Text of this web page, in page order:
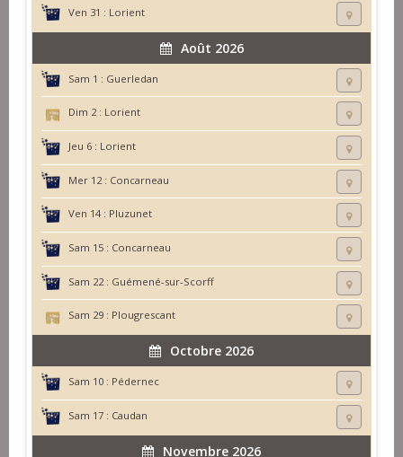
Ven 31 : Lorient
Août 2026
Sam 1 : Guerledan
Dim 2 : Lorient
Jeu 6 : Lorient
Mer 12 : Concarneau
Ven 14 : Pluzunet
Sam 15 : Concarneau
Sam 22 : Guémené-sur-Scorff
Sam 29 : Plougrescant
Octobre 2026
Sam 10 : Pédernec
Sam 17 : Caudan
Novembre 2026